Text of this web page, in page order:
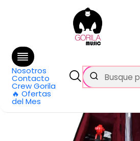
Nosotros
Contacto
Crew Gorila
🔥 Ofertas
del Mes
GRATIS
en Santiago y $99.990 en
Categorías Vientos y
Violín Stradella Rojo 4/4 tapa pino